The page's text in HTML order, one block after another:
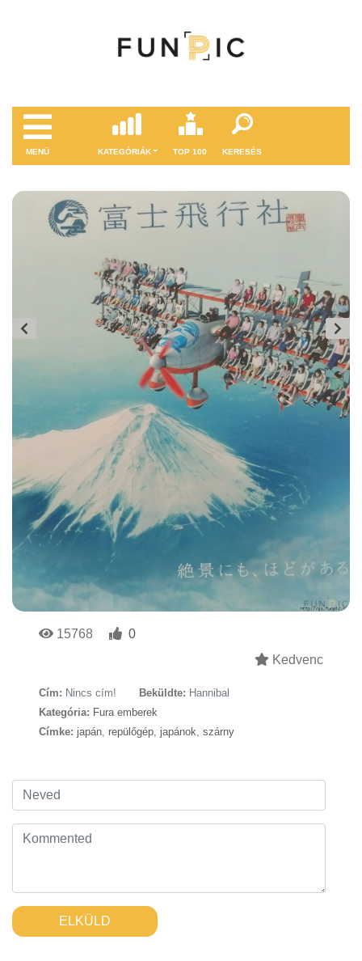
MENÜ KATEGÓRIÁK TOP 100 KERESÉS
15768
0
Kedvenc
Cím: Nincs cím! Beküldte: Hannibal
Kategória: Fura emberek
Címke: japán repülőgép japánok szárny
ELKÜLD